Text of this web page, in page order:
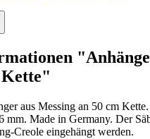
aus Messing an 50 cm
mm. Made in Germany. Der
Creole eingehängt werden.